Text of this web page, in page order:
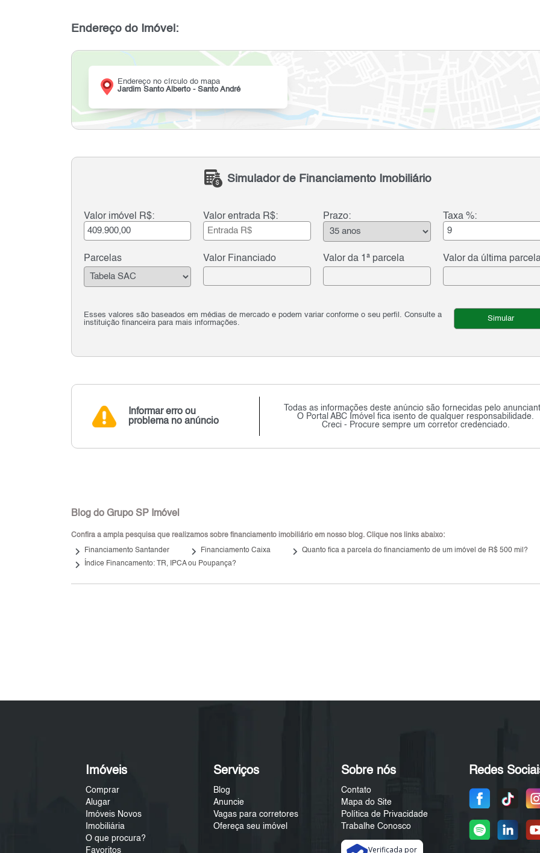
Endereço do Imóvel:
Endereço no círculo do mapa
Jardim Santo Alberto - Santo André
Simulador de Financiamento Imobiliário
Valor imóvel R$: Valor entrada R$: Prazo: Taxa %:
Parcelas Valor Financiado Valor da 1ª parcela Valor da última
Esses valores são baseados em médias de mercado e podem variar conforme o seu perfil. Consulte a
instituição financeira para mais informações.
Simular
Informar erro ou
problema no anúncio
Todas as informações deste anúncio são fornecidas pelo
O Portal ABC Imóvel fica isento de qualquer responsabilidade.
Creci - Procure sempre um corretor credenciado.
Blog do Grupo SP Imóvel
Confira a ampla pesquisa que realizamos sobre financiamento imobiliário em nosso blog. Clique nos links abaixo:
keyboard_arrow_right Financiamento Santander keyboard_arrow_right Financiamento Caixa keyboard_arrow_right Quanto fica a parcela do financiamento de um imóvel de R$ 500 mil?
keyboard_arrow_right Índice Financamento: TR, IPCA ou Poupança?
Imóveis
Comprar
Alugar
Imóveis Novos
Imobiliária
O que procura?
Favoritos
Serviços
Blog
Anuncie
Vagas para corretores
Ofereça seu imóvel
Sobre nós
Contato
Mapa do Site
Política de Privacidade
Trabalhe Conosco
Verificada por
Redes